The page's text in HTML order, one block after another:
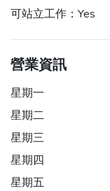
可站立工作： Yes
營業資訊
星期一
星期二
星期三
星期四
星期五